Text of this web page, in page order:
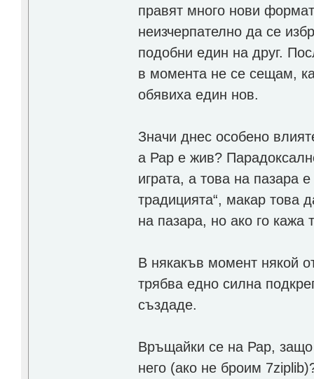
правят много нови
неизчерпателно да се
подобни един на друг.
в момента не се сещам,
обявиха един нов.
Значи днес особено
а Рар е жив?
играта, а това на пазара
традицията“, макар това
на пазара, но ако го кажа
В някакъв момент някой
трябва едно силна
създаде.
Връщайки се на Рар,
него (ако не броим